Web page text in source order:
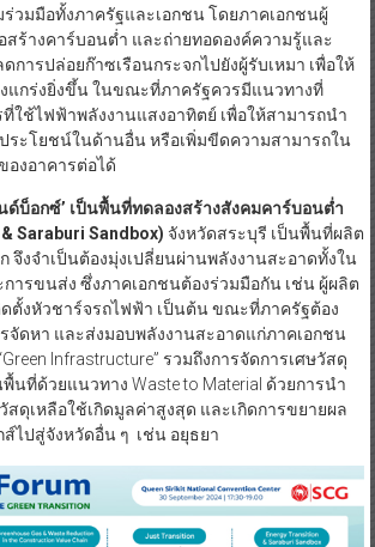
วมมือทั้งภาครัฐและเอกชน โดยภาคเอกชนผู้
สร้างคาร์บอนต่ำ และถ่ายทอดองค์ความรู้และ
การปล่อยก๊าซเรือนกระจกไปยังผู้รับเหมา เพื่อให้
แกร่งยิ่งขึ้น ในขณะที่ภาครัฐควรมีแนวทางที่
ที่ใช้ไฟฟ้าพลังงานแสงอาทิตย์ เพื่อให้สามารถนำ
ระโยชน์ในด้านอื่น หรือเพิ่มขีดความสามารถใน
องอาคารต่อได้
ด์บ็อกซ์’ เป็นพื้นที่ทดลองสร้างสังคมคาร์บอนต่ำ
Saraburi Sandbox) จังหวัดสระบุรี เป็นพื้นที่ผลิต
งจำเป็นต้องมุ่งเปลี่ยนผ่านพลังงานสะอาดทั้งใน
ารขนส่ง ซึ่งภาคเอกชนต้องร่วมมือกัน เช่น ผู้ผลิต
ตั้งหัวชาร์จรถไฟฟ้า เป็นต้น ขณะที่ภาครัฐต้อง
จัดหา และส่งมอบพลังงานสะอาดแก่ภาคเอกชน
Infrastructure” รวมถึงการจัดการเศษวัสดุ
นที่ด้วยแนวทาง Waste to Material ด้วยการนำ
สดุเหลือใช้เกิดมูลค่าสูงสุด และเกิดการขยายผล
ไปสู่จังหวัดอื่น ๆ เช่น อยุธยา